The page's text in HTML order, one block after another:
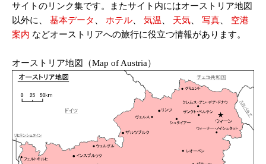
サイトのリンク集です。またサイト内にはオーストリア地図
以外に、 基本データ ホテル 気温 天気 写真
空港
案内 などオーストリアへの旅行に役立つ情報があります。
オーストリア地図（Map of Austria）